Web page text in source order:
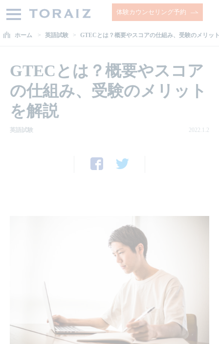
体験カウンセリング予約
ホーム 英語試験 GTECとは？概要やスコアの仕組み、受験のメリッ
GTECとは？概要やスコア
の仕組み、受験のメリット
を解説
英語試験 2022.1.2